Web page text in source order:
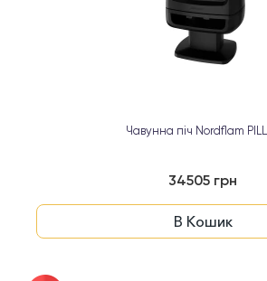
Чавунна піч Nordflam
34505 грн
В Кошик